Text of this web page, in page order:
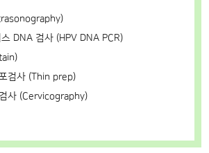
스 DNA 검사 (HPV DNA PCR)
검사 (Thin prep)
사 (Cervicography)